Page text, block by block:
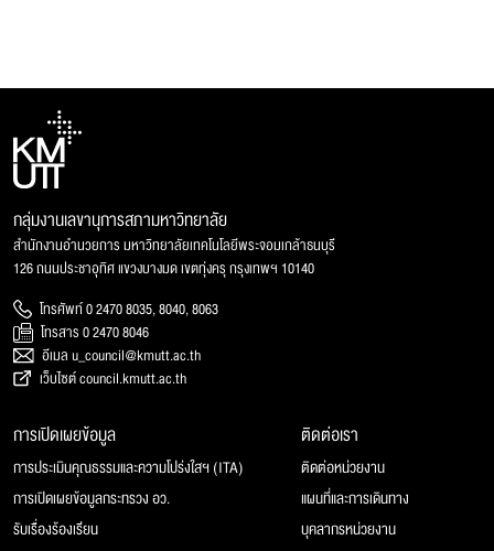
กลุ่มงานเลขานุการสภามหาวิทยาลัย
สำนักงานอำนวยการ มหาวิทยาลัยเทคโนโลยีพระจอมเกล้าธนบุรี
126 ถนนประชาอุทิศ แขวงบางมด เขตทุ่งครุ กรุงเทพฯ 10140
โทรศัพท์ 0 2470 8035, 8040, 8063
โทรสาร 0 2470 8046
อีเมล u_council@kmutt.ac.th
เว็บไซต์ council.kmutt.ac.th
การเปิดเผยข้อมูล
การประเมินคุณธรรมและความโปร่งใสฯ (ITA)
การเปิดเผยข้อมูลกระทรวง อว.
รับเรื่องร้องเรียน
ติดต่อเรา
ติดต่อหน่วยงาน
แผนที่และการเดินทาง
บุคลากรหน่วยงาน